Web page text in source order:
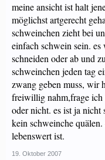
meine ansicht ist halt
möglichst artgerecht
schweinchen zieht bei
einfach schwein sein.
schneiden oder ab und
schweinchen jeden tag
zwang geben muss, wir
freiwillig nahm,frage ich
oder nicht. es ist ja
kein schweinche
lebenswert ist.
19. Oktober 2007